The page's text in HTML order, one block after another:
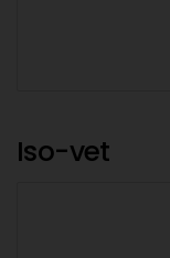
Iso-vet